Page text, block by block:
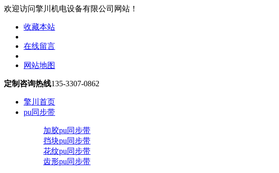
欢迎访问擎川机电设备有限公司网站！
收藏本站
在线留言
网站地图
定制咨询热线135-3307-0862
擎川首页
pu同步带
加胶pu同步带
挡块pu同步带
花纹pu同步带
齿形pu同步带